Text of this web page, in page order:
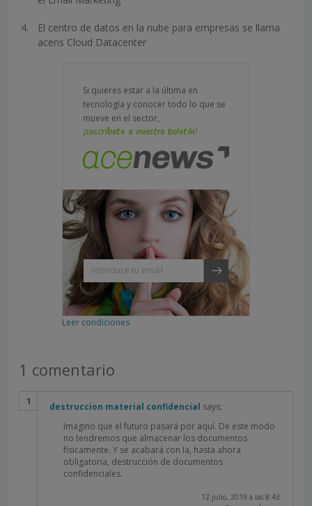
El centro de datos en la nube para empresas se llama
acens Cloud Datacenter
Si quieres estar a la última en
tecnología y conocer todo lo que se
mueve en el sector,
¡suscríbete a nuestro boletín!
Leer condiciones
1 comentario
destruccion material confidencial says:
12 julio, 2019 a las 8:43
Imagino que el futuro pasará por aquí. De este modo
no tendremos que almacenar los documentos
físicamente. Y se acabará con la, hasta ahora
obligatoria, destrucción de documentos
confidenciales.